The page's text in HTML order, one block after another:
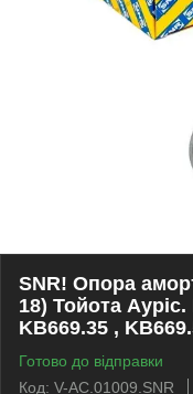
SNR! Опора
18) Тойота
KB669.35 ,
Готово до відправки
Код: V-AC.01009.SNR